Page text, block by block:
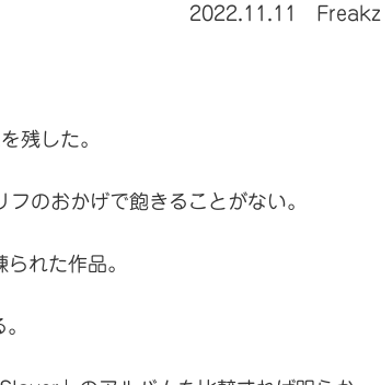
2022.11.11 Freakz
残した。
のおかげで飽きることがない。
れた作品。